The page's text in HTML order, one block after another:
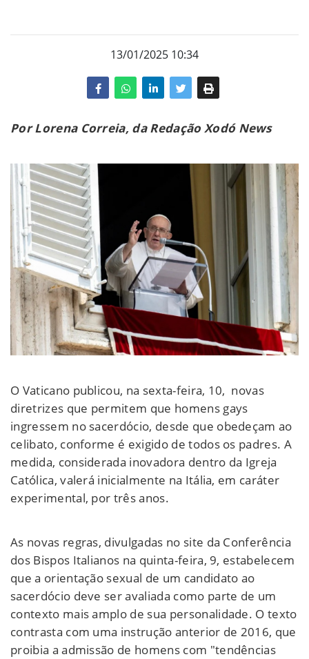
13/01/2025 10:34
Por Lorena Correia, da Redação Xodó News
O Vaticano publicou, na sexta-feira, 10, novas
diretrizes que permitem que homens gays
ingressem no sacerdócio, desde que obedeçam ao
celibato, conforme é exigido de todos os padres. A
medida, considerada inovadora dentro da Igreja
Católica, valerá inicialmente na Itália, em caráter
experimental, por três anos.
As novas regras, divulgadas no site da Conferência
dos Bispos Italianos na quinta-feira, 9, estabelecem
que a orientação sexual de um candidato ao
sacerdócio deve ser avaliada como parte de um
contexto mais amplo de sua personalidade. O texto
contrasta com uma instrução anterior de 2016, que
proibia a admissão de homens com "tendências